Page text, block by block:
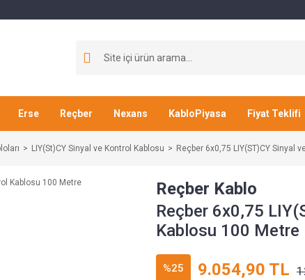
Erse Reçber Nexans KabloPiyasa Fiyat Teklifi
LIY(St)CY Sinyal ve Kontrol Kablosu Reçber 6x0,75 LIY(ST)CY Sinyal
Reçber Kablo
Reçber 6x0,75
Kablosu 100 Metre
%25 9.054,90 TL